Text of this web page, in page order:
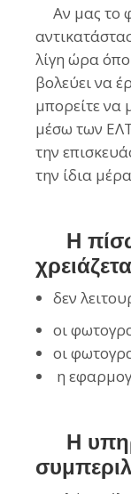
Αν μας το
λίγη ώρα
βολεύει να
μπορείτε να
μέσω των
την
την ίδια
Η πίσω
δεν
οι
οι
η
Η